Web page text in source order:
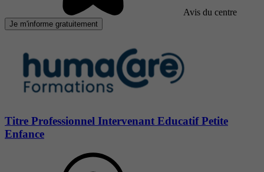
Avis du centre
Je m'informe gratuitement
Titre Professionnel Intervenant Educatif Petite
Enfance